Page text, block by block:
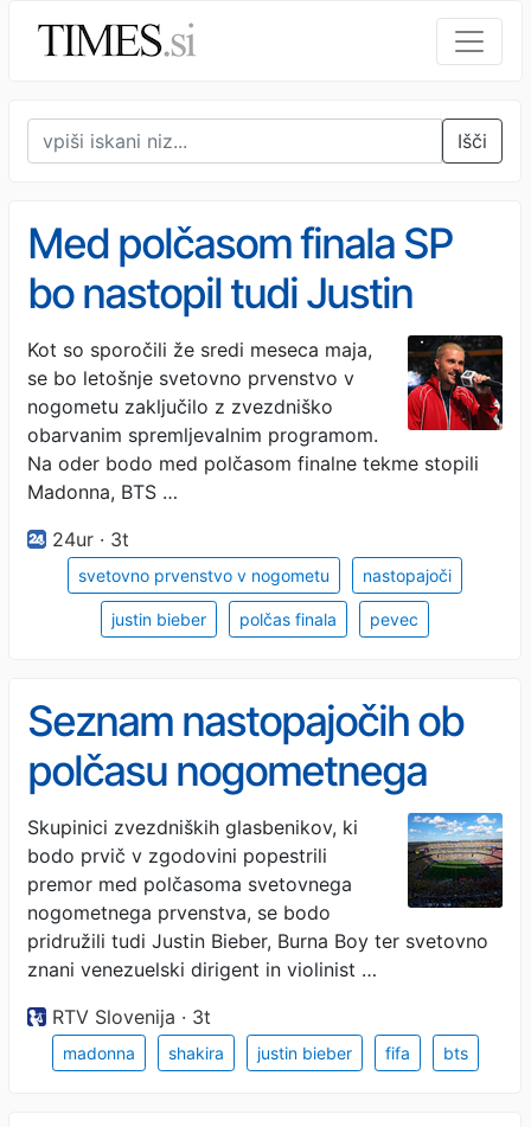
Išči
Med polčasom finala SP
bo nastopil tudi Justin
Bieber
Kot so sporočili že sredi meseca maja,
se bo letošnje svetovno prvenstvo v
nogometu zaključilo z zvezdniško
obarvanim spremljevalnim programom.
Na oder bodo med polčasom finalne tekme stopili
Madonna, BTS …
24ur · 3t
svetovno prvenstvo v nogometu nastopajoči
justin bieber polčas finala pevec
Seznam nastopajočih ob
polčasu nogometnega
finala se širi: med njimi tudi
Justin Bieber
Skupinici zvezdniških glasbenikov, ki
bodo prvič v zgodovini popestrili
premor med polčasoma svetovnega
nogometnega prvenstva, se bodo
pridružili tudi Justin Bieber, Burna Boy ter svetovno
znani venezuelski dirigent in violinist …
RTV Slovenija · 3t
madonna shakira justin bieber fifa bts